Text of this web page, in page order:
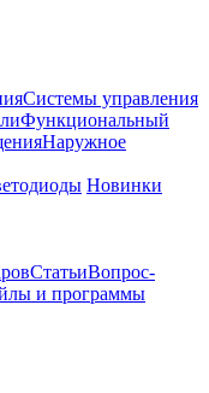
Системы управления
Функциональный
Наружное
Новинки
СтатьиВопрос-
и программы